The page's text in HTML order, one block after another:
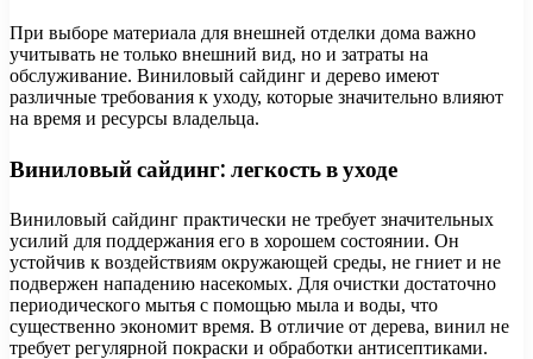
При выборе материала для внешней отделки дома важно
учитывать не только внешний вид, но и затраты на
обслуживание. Виниловый сайдинг и дерево имеют
различные требования к уходу, которые значительно влияют
на время и ресурсы владельца.
Виниловый сайдинг: легкость в уходе
Виниловый сайдинг практически не требует значительных
усилий для поддержания его в хорошем состоянии. Он
устойчив к воздействиям окружающей среды, не гниет и не
подвержен нападению насекомых. Для очистки достаточно
периодического мытья с помощью мыла и воды, что
существенно экономит время. В отличие от дерева, винил не
требует регулярной покраски и обработки антисептиками.